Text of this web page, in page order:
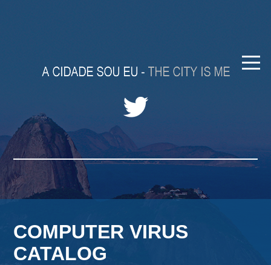
COMPUTER VIRUS
CATALOG